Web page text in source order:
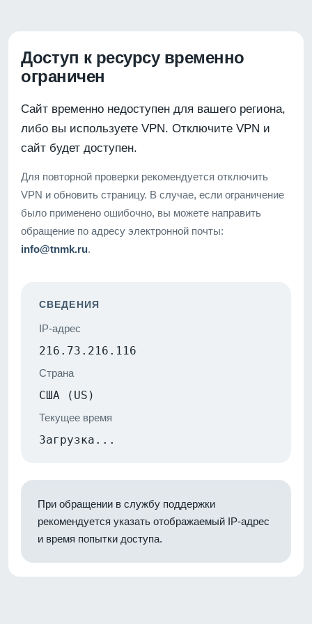
Доступ к ресурсу временно
ограничен
Сайт временно недоступен для вашего региона,
либо вы используете VPN. Отключите VPN и
сайт будет доступен.
Для повторной проверки рекомендуется отключить
VPN и обновить страницу. В случае, если ограничение
было применено ошибочно, вы можете направить
обращение по адресу электронной почты:
info@tnmk.ru.
СВЕДЕНИЯ
IP-адрес
216.73.216.116
Страна
США (US)
Текущее время
Загрузка...
При обращении в службу поддержки
рекомендуется указать отображаемый IP-адрес
и время попытки доступа.